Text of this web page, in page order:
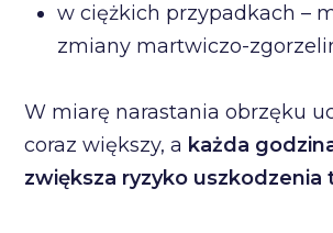
w ciężkich przypadkach –
zmiany martwiczo-
W miarę narastania obrzęku
coraz większy, a każda
zwiększa ryzyko uszkodzenia